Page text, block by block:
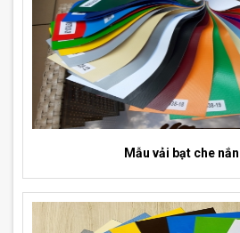
Mẫu vải bạt che